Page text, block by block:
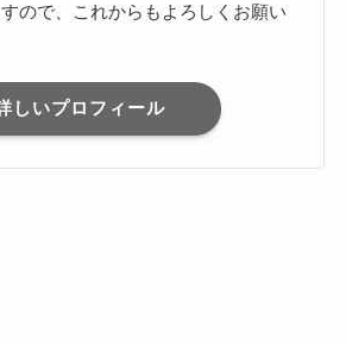
ので、これからもよろしくお願い
しいプロフィール